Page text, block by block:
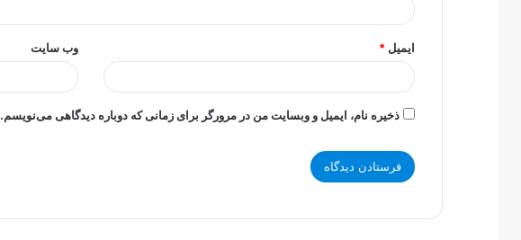
ایمیل * وب‌ سایت
ذخیره نام، ایمیل و وبسایت من در مرورگر برای زمانی که دوباره دیدگاهی می‌نویسم.